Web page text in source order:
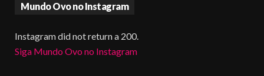
Mundo Ovo no Instagram
Instagram did not return a 200.
Siga Mundo Ovo no Instagram